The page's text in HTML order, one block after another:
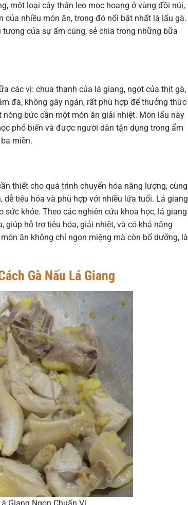
một loại cây thân leo mọc hoang ở vùng đồi núi,
nhiều món ăn, trong đó nổi bật nhất là lẩu gà.
của sự ấm cúng, sẻ chia trong những bữa
các vị: chua thanh của lá giang, ngọt của thịt gà,
đà, không gây ngán, rất phù hợp để thưởng thức
bức cần một món ăn giải nhiệt. Món lẩu này
phổ biến và được người dân tận dụng trong ẩm
miền.
thiết cho quá trình chuyển hóa năng lượng, cùng
tiêu hóa và phù hợp với nhiều lứa tuổi. Lá giang
khỏe. Theo các nghiên cứu khoa học, lá giang
hỗ trợ tiêu hóa, giải nhiệt, và có khả năng
ăn không chỉ ngon miệng mà còn bổ dưỡng, là
Gà Nấu Lá Giang
Giang Ngon Chuẩn Vị